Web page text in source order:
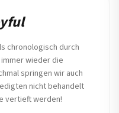
chronologisch durch
wieder die
springen wir auch
nicht behandelt
vertieft werden!